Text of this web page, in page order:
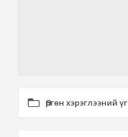
Өргөн хэрэглээний үг